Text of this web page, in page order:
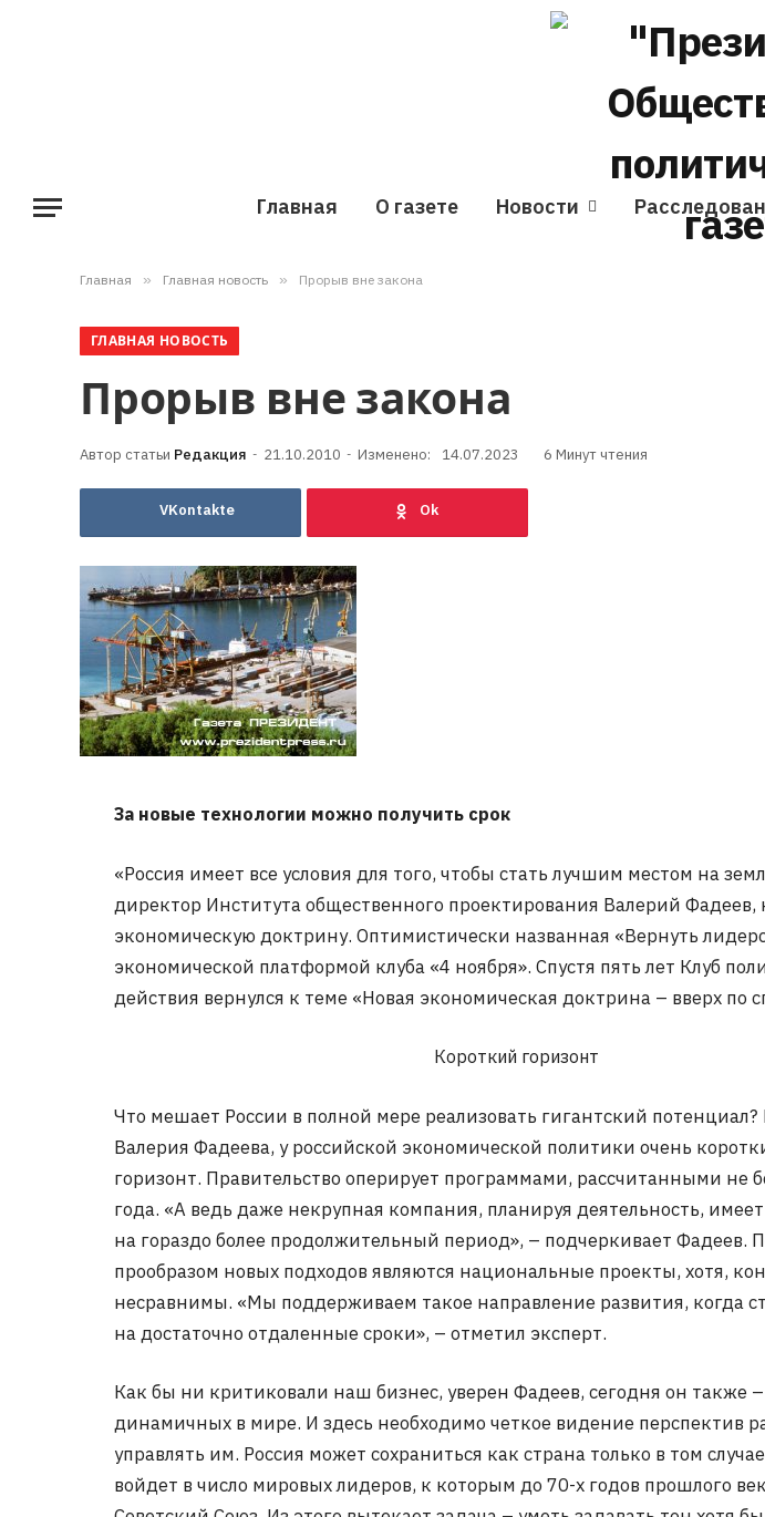
Главная О газете Новости
Главная » Главная новость » Прорыв вне закона
ГЛАВНАЯ НОВОСТЬ
Прорыв вне закона
Редакция 21.10.2010 Изменено: 14.07.2023 6 Минут чтения
VKontakte
За новые технологии можно получить срок
«Россия имеет все условия для того, чтобы стать лучшим местом на
директор Института общественного проектирования Валерий Фадеев,
экономическую доктрину. Оптимистически названная «Вернуть
экономической платформой клуба «4 ноября». Спустя пять лет Клуб
действия вернулся к теме «Новая экономическая доктрина – вверх по
Короткий горизонт
Что мешает России в полной мере реализовать гигантский
Валерия Фадеева, у российской экономической политики очень
горизонт. Правительство оперирует программами, рассчитанными не
года. «А ведь даже некрупная компания, планируя деятельность,
на гораздо более продолжительный период», – подчеркивает Фадеев.
прообразом новых подходов являются национальные проекты, хотя,
несравнимы. «Мы поддерживаем такое направление развития, когда
на достаточно отдаленные сроки», – отметил эксперт.
Как бы ни критиковали наш бизнес, уверен Фадеев, сегодня он также
динамичных в мире. И здесь необходимо четкое видение перспектив
управлять им. Россия может сохраниться как страна только в том
войдет в число мировых лидеров, к которым до 70-х годов прошлого